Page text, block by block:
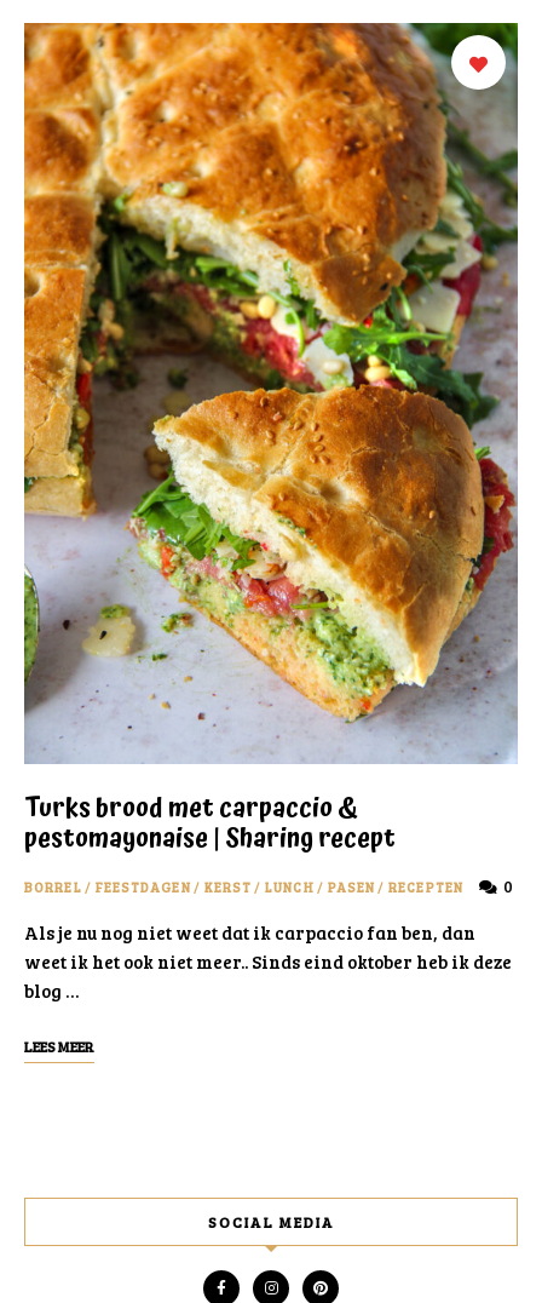
Turks brood met carpaccio &
pestomayonaise | Sharing recept
BORREL / FEESTDAGEN/ KERST / LUNCH / PASEN/ RECEPTEN 0
Als je nu nog niet weet dat ik carpaccio fan ben, dan
weet ik het ook niet meer.. Sinds eind oktober heb ik deze
blog …
LEES MEER
SOCIAL MEDIA